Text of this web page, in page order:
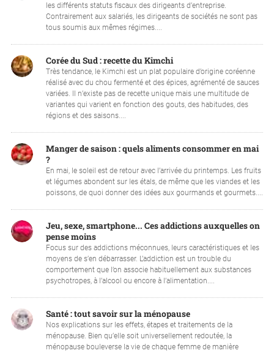
les différents statuts fiscaux des dirigeants d’entreprise.
Contrairement aux salariés, les dirigeants de sociétés ne sont pas
tous soumis aux mêmes régimes....
Corée du Sud : recette du Kimchi
Très tendance, le Kimchi est un plat populaire d’origine coréenne
réalisé avec du chou fermenté et des épices, agrémenté de sauces
variées. Il n’existe pas de recette unique mais une multitude de
variantes qui varient en fonction des gouts, des habitudes, des
régions et des saisons....
Manger de saison : quels aliments consommer en mai
?
En mai, le soleil est de retour avec l’arrivée du printemps. Les fruits
et légumes abondent sur les étals, de même que les viandes et les
poissons, de quoi donner des idées aux gourmands et gourmets....
Jeu, sexe, smartphone... Ces addictions auxquelles on
pense moins
Focus sur des addictions méconnues, leurs caractéristiques et les
moyens de s’en débarrasser. L’addiction est un trouble du
comportement que l’on associe habituellement aux substances
psychotropes, à l’alcool ou encore à l’alimentation....
Santé : tout savoir sur la ménopause
Nos explications sur les effets, étapes et traitements de la
ménopause. Bien qu’elle soit universellement redoutée, la
ménopause bouleverse la vie de chaque femme de manière